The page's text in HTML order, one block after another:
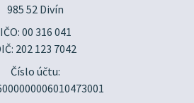
985 52 Divín
IČO: 00 316 041
202 123 7042
Číslo účtu: